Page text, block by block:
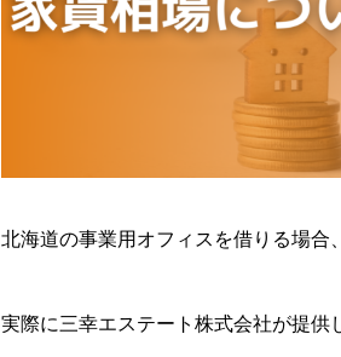
北海道の事業用オフィスを借りる場合
実際に三幸エステート株式会社が提供